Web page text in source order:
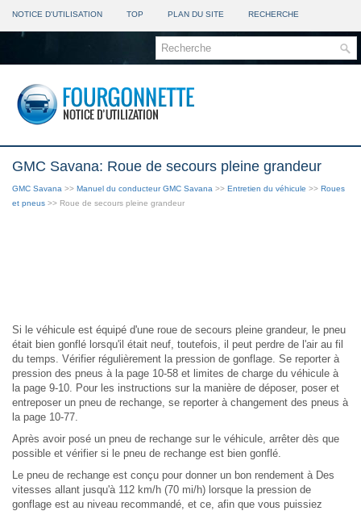
NOTICE D'UTILISATION TOP PLAN DU SITE RECHERCHE
GMC Savana: Roue de secours pleine grandeur
GMC Savana >> Manuel du conducteur GMC Savana >> Entretien du véhicule >> Roues
et pneus >> Roue de secours pleine grandeur
Si le véhicule est équipé d'une roue de secours pleine grandeur, le pneu
était bien gonflé lorsqu'il était neuf, toutefois, il peut perdre de l'air au fil
du temps. Vérifier régulièrement la pression de gonflage. Se reporter à
pression des pneus à la page 10-58 et limites de charge du véhicule à
la page 9-10. Pour les instructions sur la manière de déposer, poser et
entreposer un pneu de rechange, se reporter à changement des pneus à
la page 10-77.
Après avoir posé un pneu de rechange sur le véhicule, arrêter dès que
possible et vérifier si le pneu de rechange est bien gonflé.
Le pneu de rechange est conçu pour donner un bon rendement à Des
vitesses allant jusqu'à 112 km/h (70 mi/h) lorsque la pression de
gonflage est au niveau recommandé, et ce, afin que vous puissiez